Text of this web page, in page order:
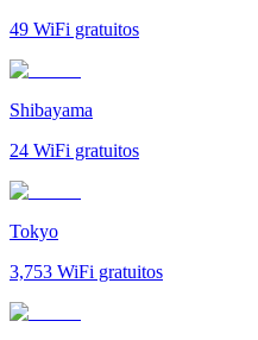
49 WiFi gratuitos
Shibayama
24 WiFi gratuitos
Tokyo
3,753 WiFi gratuitos